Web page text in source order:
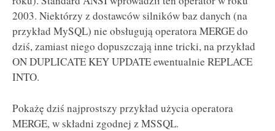
2003. Niektórzy z dostawców silników baz danych (na
przykład MySQL) nie obsługują operatora MERGE do
dziś, zamiast niego dopuszczają inne tricki, na przykład
ON DUPLICATE KEY UPDATE ewentualnie REPLACE
INTO.
Pokażę dziś najprostszy przykład użycia operatora
MERGE, w składni zgodnej z MSSQL.